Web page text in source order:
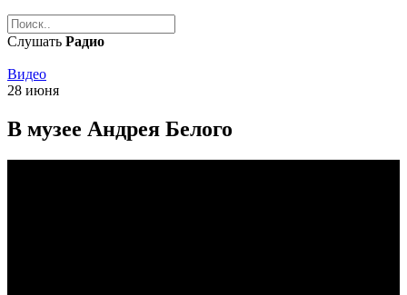
Слушать Радио
Видео
28 июня
В музее Андрея Белого